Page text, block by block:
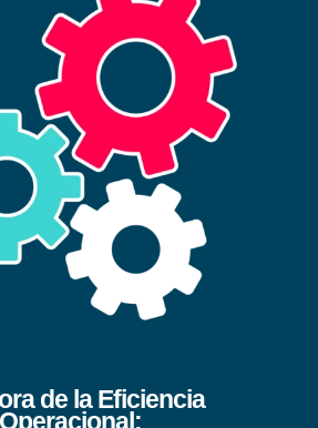
de la Eficiencia
Operacional: